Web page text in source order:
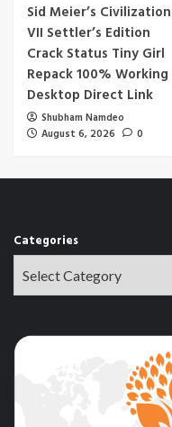
Sid Meier’s Civilization
VII Settler’s Edition
Crack Status Tiny Girl
Repack 100% Working
Desktop Direct Link
Shubham Namdeo
August 6, 2026
0
Categories